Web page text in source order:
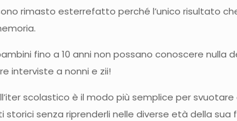
rimasto esterrefatto perché l’unico risultato
fino a 10 anni non possano conoscere nulla
interviste a nonni e zii!
scolastico è il modo più semplice per
senza riprenderli nelle diverse età della sua